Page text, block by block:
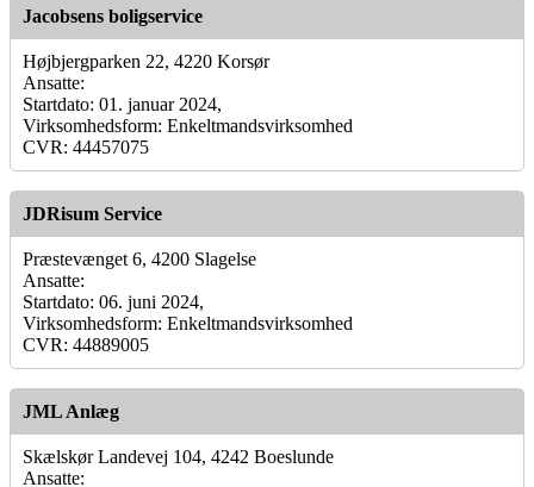
Jacobsens boligservice
Højbjergparken 22, 4220 Korsør
Ansatte:
Startdato: 01. januar 2024,
Virksomhedsform: Enkeltmandsvirksomhed
CVR: 44457075
JDRisum Service
Præstevænget 6, 4200 Slagelse
Ansatte:
Startdato: 06. juni 2024,
Virksomhedsform: Enkeltmandsvirksomhed
CVR: 44889005
JML Anlæg
Skælskør Landevej 104, 4242 Boeslunde
Ansatte: